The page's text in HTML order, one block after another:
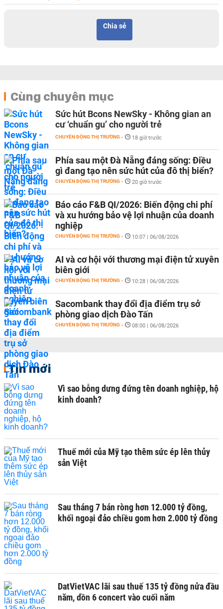
Chia sẻ
Cùng chuyên mục
Sức hút Bcons NewSky - Không gian an
cư ‘chuẩn gu’ cho người trẻ
CHUYỂN ĐỘNG THỊ TRƯỜNG - 18 giờ trước
Phía sau một Đà Nẵng đáng sống: Điều
gì đang tạo nên sức hút của đô thị biển?
CHUYỂN ĐỘNG THỊ TRƯỜNG - 20 giờ trước
Báo cáo F&B QI/2026: Biến động chi phí
và xu hướng bảo vệ lợi nhuận của doanh
nghiệp
CHUYỂN ĐỘNG THỊ TRƯỜNG - 10:07 | 06/08/2026
AI và cơ hội với thương mại điện tử xuyên
biên giới
CHUYỂN ĐỘNG THỊ TRƯỜNG - 10:28 | 06/08/2026
Sacombank thay đổi địa điểm trụ sở
phòng giao dịch Đào Tấn
CHUYỂN ĐỘNG THỊ TRƯỜNG - 08:00 | 06/08/2026
Tin mới
Vì sao bỗng dưng đứng tên doanh nghiệp, hộ
kinh doanh?
Thuế mới của Mỹ tạo thêm sức ép lên thủy
sản Việt
Sau tháng 7 bán ròng hơn 12.000 tỷ đồng,
khối ngoại đảo chiều gom hơn 2.000 tỷ đồng
DatVietVAC lãi sau thuế 135 tỷ đồng nửa đầu
năm, dồn 6 concert vào cuối năm